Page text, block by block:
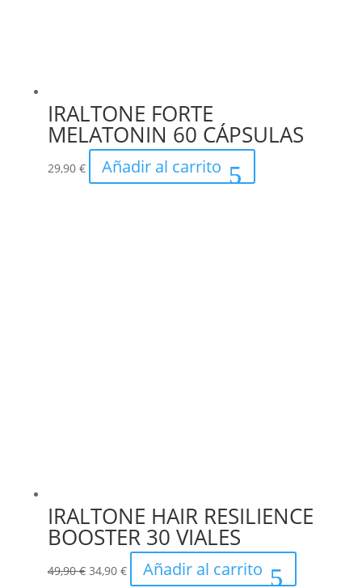
IRALTONE FORTE
MELATONIN 60 CÁPSULAS
29,90 € Añadir al carrito
IRALTONE HAIR RESILIENCE
BOOSTER 30 VIALES
49,90€ El
34,90 €El
Añadir al carrito